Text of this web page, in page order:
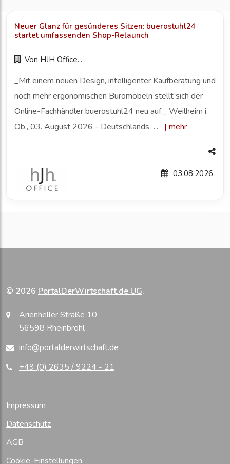
Neuer Glanz für gesünderes Sitzen: buerostuhl24
startet umfassenden Shop-Relaunch
Von HJH Office...
_Mit einem neuen Design, intelligenter Kaufberatung und
noch mehr ergonomischen Büromöbeln stellt sich der
Online-Fachhändler buerostuhl24 neu auf._ Weilheim i.
Ob., 03. August 2026 - Deutschlands ...
| mehr
03.08.2026
© 2026 PortalDerWirtschaft.de UG.
Arienheller Straße 10
56598 Rheinbrohl
info@portalderwirtschaft.de
+49 (0) 2635 / 9224 - 21
Impressum
Datenschutz
AGB
Cookie-Einstellungen